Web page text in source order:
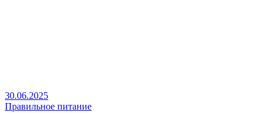
30.06.2025
Правильное питание